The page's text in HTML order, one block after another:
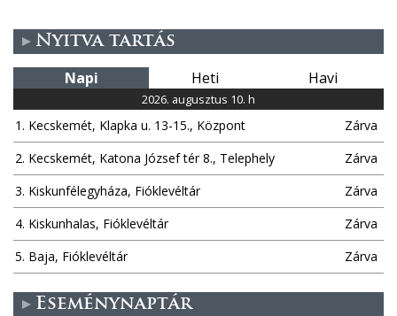
Nyitva tartás
Napi Heti Havi
2026. augusztus 10. h
1. Kecskemét, Klapka u. 13-15., Központ
Zárva
2. Kecskemét, Katona József tér 8., Telephely
Zárva
3. Kiskunfélegyháza, Fióklevéltár
Zárva
4. Kiskunhalas, Fióklevéltár
Zárva
5. Baja, Fióklevéltár
Zárva
Eseménynaptár